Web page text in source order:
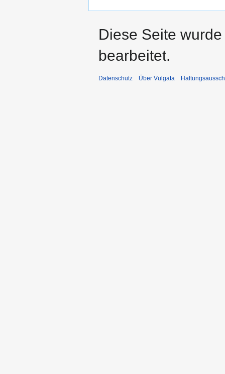
Diese Seite
bearbeitet.
Datenschutz Über Vulgata